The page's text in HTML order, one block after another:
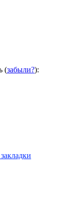
(забыли?):